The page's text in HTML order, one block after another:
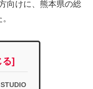
向けに、熊本県の総